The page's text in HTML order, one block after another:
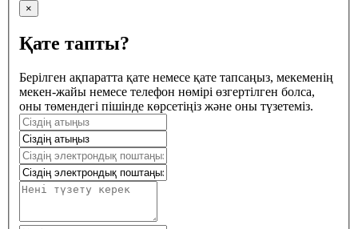
×
Қате тапты?
Берілген ақпаратта қате немесе қате тапсаңыз, мекеменің
мекен-жайы немесе телефон нөмірі өзгертілген болса,
оны төмендегі пішінде көрсетіңіз және оны түзетеміз.